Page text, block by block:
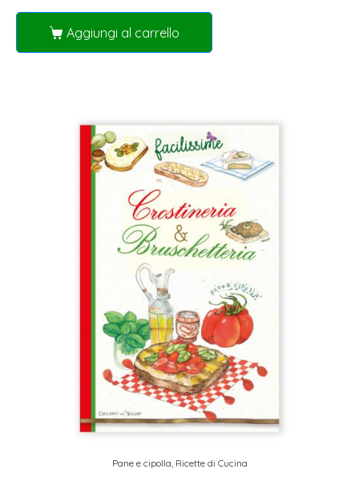
Aggiungi al carrello
Pane e cipolla Ricette di Cucina